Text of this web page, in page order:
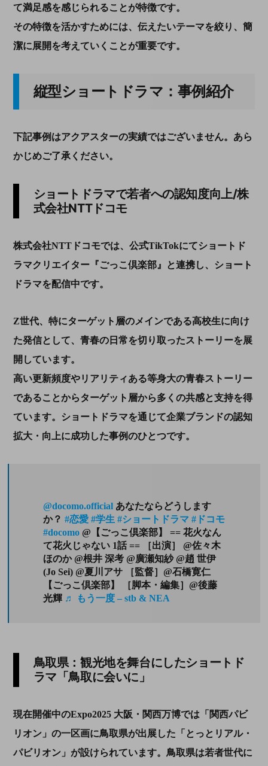
て満足感を感じられることが特徴です。
その特徴を活かすためには、伝えたいテーマを絞り、簡
潔に展開を考えていくことが重要です。
縦型ショートドラマ：事例紹介
下記事例はアクアスターの実績ではございません。あら
かじめご了承ください。
ショートドラマで若者への認知度向上/株
式会社NTTドコモ
株式会社NTTドコモでは、公式TikTokにてショートド
ラマクリエイター『ごっこ倶楽部』と連携し、ショート
ドラマを配信中です。
Z世代、特にターゲット層のメインである高校生に向け
た発信として、青春の日常を切り取ったストーリーを展
開しています。
高い更新頻度やリアリティある等身大の青春ストーリー
であることからターゲット層から多くの共感と支持を得
ています。ショートドラマを通じて企業ブランドの認知
拡大・向上に成功した事例のひとつです。
@docomo.officialあなたならどうします
か？ #恋愛 #学生 #ショートドラマ #ドコモ
#docomo@【ごっこ倶楽部】 == 花火なん
て花火じゃない 1話 == ［出演］ @佐々木
ほのか @根井 深考 @廣瀬知紗 @趙 世伊
(Jo Sei) @夏川アサ ［監督］@石橋寛仁
【ごっこ倶楽部】 ［脚本・編集］@後藤
光輝 ♬ もう一度 – stb & NEA
鳥取県：観光地を舞台にしたショートド
ラマ「鳥取に会いに」
現在開催中のExpo2025 大阪・関西万博では「関西パビ
リオン」の一区画に鳥取県が出展した「とっとリアル・
パビリオン」が設けられています。鳥取県は若者世代に